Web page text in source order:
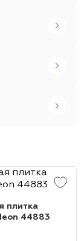
плитка
44883